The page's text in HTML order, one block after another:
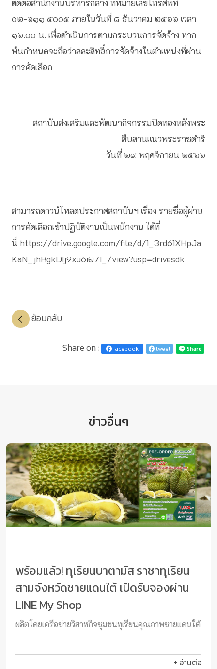
ติดต่อสำนักงานบริหารกลาง ที่หมายเลขโทรศัพท์
๐๒-๖๑๑ ๕๐๐๕ ภายในวันที่ ๘ ธันวาคม ๒๕๖๖ เวลา
๑๖.๐๐ น. เพื่อดำเนินการตามกระบวนการจัดจ้าง หาก
พ้นกำหนดจะถือว่าสละสิทธิ์การจัดจ้างในตำแหน่งที่ผ่าน
การคัดเลือก
สถาบันส่งเสริมและพัฒนากิจกรรมปิดทองหลังพระ
สืบสานแนวพระราชดำริ
วันที่ ๒๙ พฤศจิกายน ๒๕๖๖
สามารถดาวน์โหลดประกาศสถาบันฯ เรื่อง รายชื่อผู้ผ่าน
การคัดเลือกเข้าปฏิบัติงานเป็นพนักงาน ได้ที่
นี่ https://drive.google.com/file/d/1_3rd61XHpJa
KaN_jhRgkDIj9xu6iQ71_/view?usp=drivesdk
ย้อนกลับ
Share on : facebook tweet
ข่าวอื่นๆ
พร้อมแล้ว! ทุเรียนบาตามัส ราชาทุเรียน
สามจังหวัดชายแดนใต้ เปิดรับจองผ่าน
LINE My Shop
ผลิตโดยเครือข่ายวิสาหกิจชุมชนทุเรียนคุณภาพชายแดนใต้
+ อ่านต่อ